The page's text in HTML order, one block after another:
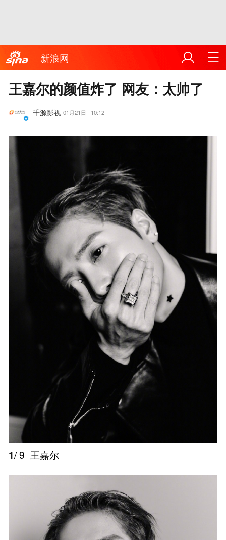
新浪网
王嘉尔的颜值炸了 网友：太帅了
千源影视 01月21日 10:12
1/ 9 王嘉尔